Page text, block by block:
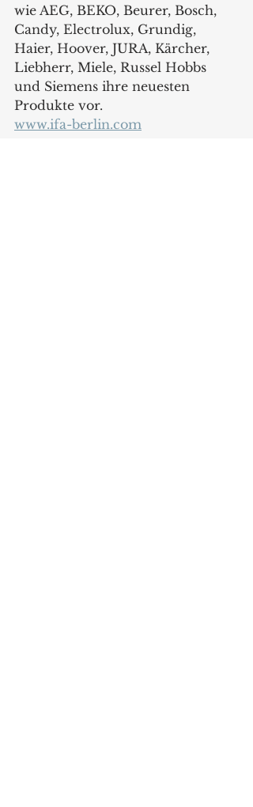
wie AEG, BEKO, Beurer, Bosch,
Candy, Electrolux, Grundig,
Haier, Hoover, JURA, Kärcher,
Liebherr, Miele, Russel Hobbs
und Siemens ihre neuesten
Produkte vor.
www.ifa-berlin.com